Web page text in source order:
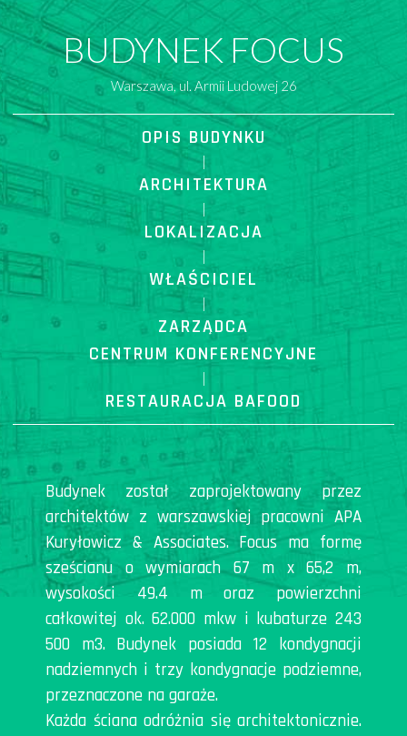
BUDYNEK FOCUS
Warszawa, ul. Armii Ludowej 26
OPIS BUDYNKU
|
ARCHITEKTURA
|
LOKALIZACJA
|
WŁAŚCICIEL
|
ZARZĄDCA
CENTRUM KONFERENCYJNE
|
RESTAURACJA BAFOOD
Budynek został zaprojektowany przez
architektów z warszawskiej pracowni APA
Kuryłowicz & Associates. Focus ma formę
sześcianu o wymiarach 67 m x 65,2 m,
wysokości 49.4 m oraz powierzchni
całkowitej ok. 62.000 mkw i kubaturze 243
500 m3. Budynek posiada 12 kondygnacji
nadziemnych i trzy kondygnacje podziemne,
przeznaczone na garaże.
Każda ściana odróżnia się architektonicznie.